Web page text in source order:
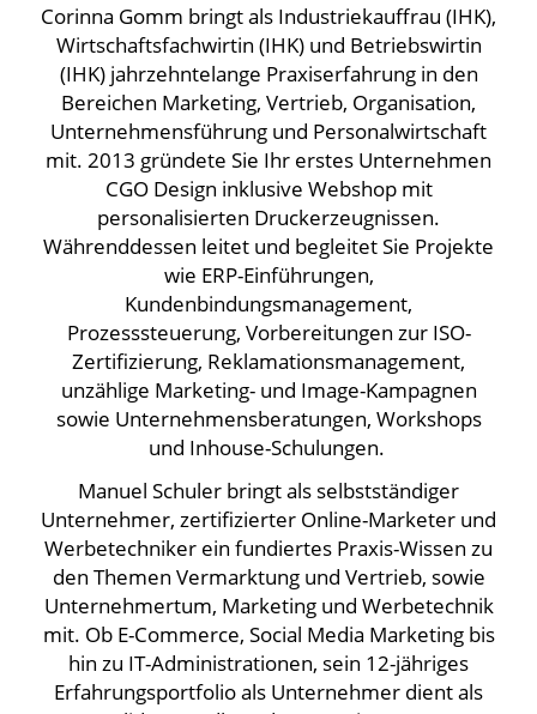
Corinna Gomm bringt als Industriekauffrau (IHK),
Wirtschaftsfachwirtin (IHK) und Betriebswirtin
(IHK) jahrzehntelange Praxiserfahrung in den
Bereichen Marketing, Vertrieb, Organisation,
Unternehmensführung und Personalwirtschaft
mit. 2013 gründete Sie Ihr erstes Unternehmen
CGO Design inklusive Webshop mit
personalisierten Druckerzeugnissen.
Währenddessen leitet und begleitet Sie Projekte
wie ERP-Einführungen,
Kundenbindungsmanagement,
Prozesssteuerung, Vorbereitungen zur ISO-
Zertifizierung, Reklamationsmanagement,
unzählige Marketing- und Image-Kampagnen
sowie Unternehmensberatungen, Workshops
und Inhouse-Schulungen.
Manuel Schuler bringt als selbstständiger
Unternehmer, zertifizierter Online-Marketer und
Werbetechniker ein fundiertes Praxis-Wissen zu
den Themen Vermarktung und Vertrieb, sowie
Unternehmertum, Marketing und Werbetechnik
mit. Ob E-Commerce, Social Media Marketing bis
hin zu IT-Administrationen, sein 12-jähriges
Erfahrungsportfolio als Unternehmer dient als